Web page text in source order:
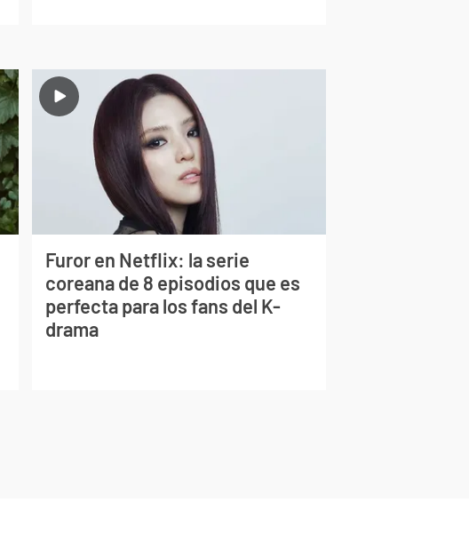
Furor en Netflix: la serie
coreana de 8 episodios que es
perfecta para los fans del K-
drama